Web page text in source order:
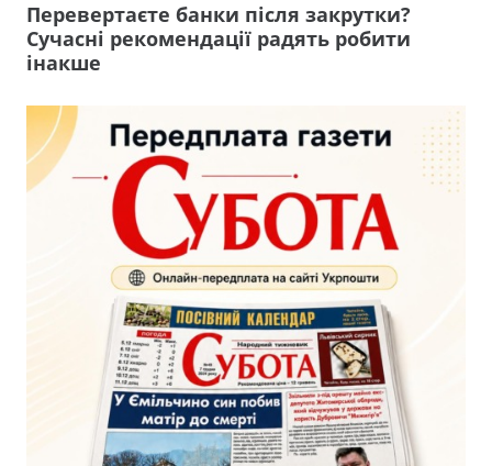
Перевертаєте банки після закрутки?
Сучасні рекомендації радять робити
інакше